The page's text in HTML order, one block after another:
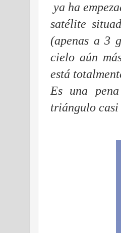
ya ha
satélite
(apenas a 3
cielo aún
está
Es una
triángulo casi